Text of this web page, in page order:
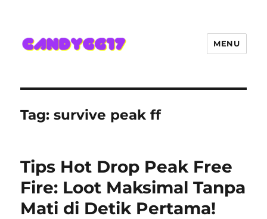
Hadir Semakin Mantap Jackpot
MENU
Tag:survive peak ff
Tips Hot Drop Peak Free
Fire: Loot Maksimal Tanpa
Mati di Detik Pertama!